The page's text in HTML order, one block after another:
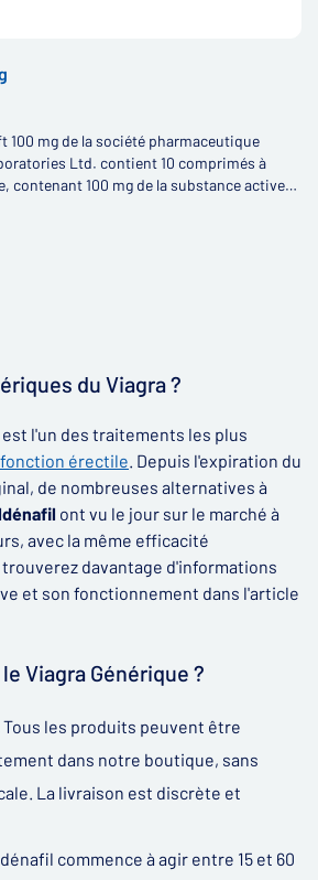
100 mg de la société pharmaceutique
Ltd. contient 10 comprimés à
contenant 100 mg de la substance active
du Viagra ?
est l'un des traitements les plus
érectile. Depuis l'expiration du
de nombreuses alternatives à
ont vu le jour sur le marché à
avec la même efficacité
davantage d'informations
et son fonctionnement dans l'article
Viagra Générique ?
Tous les produits peuvent être
dans notre boutique, sans
La livraison est discrète et
commence à agir entre 15 et 60